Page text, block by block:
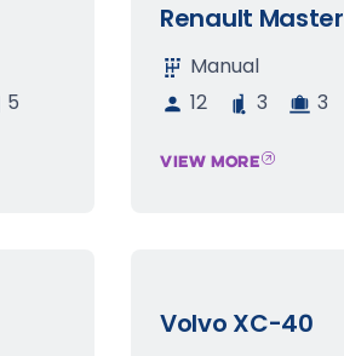
5
Renault Master
Manual
12
3 3
VIEW MORE
Volvo XC-40